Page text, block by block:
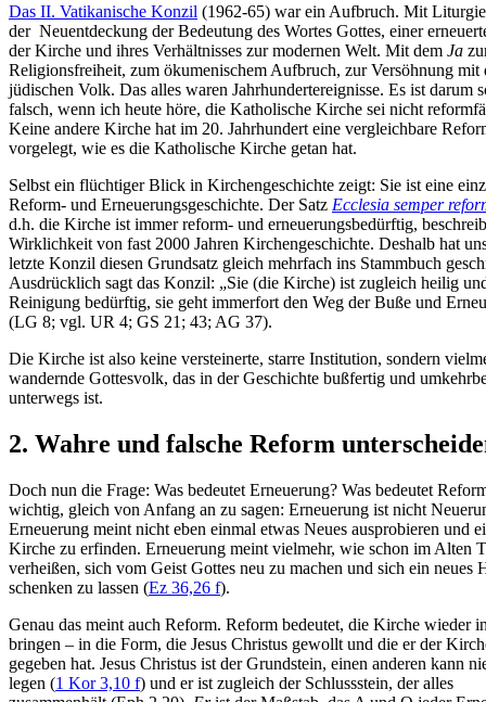
Das II. Vatikanische Konzil (1962-65) war ein Aufbruch. Mit
der Neuentdeckung der Bedeutung des Wortes Gottes, einer
der Kirche und ihres Verhältnisses zur modernen Welt. Mit dem Ja
Religionsfreiheit, zum ökumenischem Aufbruch, zur Versöhnung mit
jüdischen Volk. Das alles waren Jahrhundertereignisse. Es ist darum
falsch, wenn ich heute höre, die Katholische Kirche sei nicht
Keine andere Kirche hat im 20. Jahrhundert eine vergleichbare
vorgelegt, wie es die Katholische Kirche getan hat.
Selbst ein flüchtiger Blick in Kirchengeschichte zeigt: Sie ist eine
Reform- und Erneuerungsgeschichte. Der Satz Ecclesia semper
d.h. die Kirche ist immer reform- und erneuerungsbedürftig,
Wirklichkeit von fast 2000 Jahren Kirchengeschichte. Deshalb hat
letzte Konzil diesen Grundsatz gleich mehrfach ins Stammbuch
Ausdrücklich sagt das Konzil: „Sie (die Kirche) ist zugleich heilig
Reinigung bedürftig, sie geht immerfort den Weg der Buße und
(LG 8; vgl. UR 4; GS 21; 43; AG 37).
Die Kirche ist also keine versteinerte, starre Institution, sondern
wandernde Gottesvolk, das in der Geschichte bußfertig und
unterwegs ist.
2. Wahre und falsche Reform
Doch nun die Frage: Was bedeutet Erneuerung? Was bedeutet
wichtig, gleich von Anfang an zu sagen: Erneuerung ist nicht
Erneuerung meint nicht eben einmal etwas Neues ausprobieren und
Kirche zu erfinden. Erneuerung meint vielmehr, wie schon im Alten
verheißen, sich vom Geist Gottes neu zu machen und sich ein neues
schenken zu lassen (Ez 36,26 f).
Genau das meint auch Reform. Reform bedeutet, die Kirche wieder
bringen – in die Form, die Jesus Christus gewollt und die er der
gegeben hat. Jesus Christus ist der Grundstein, einen anderen kann
legen (1 Kor 3,10 f) und er ist zugleich der Schlussstein, der alles